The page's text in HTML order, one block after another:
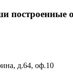
построенные
д.64, оф.10